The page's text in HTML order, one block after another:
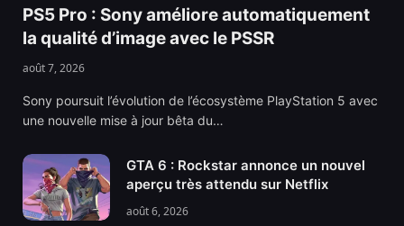
PS5 Pro : Sony améliore automatiquement
la qualité d’image avec le PSSR
août 7, 2026
Sony poursuit l’évolution de l’écosystème PlayStation 5 avec
une nouvelle mise à jour bêta du…
GTA 6 : Rockstar annonce un nouvel
aperçu très attendu sur Netflix
août 6, 2026